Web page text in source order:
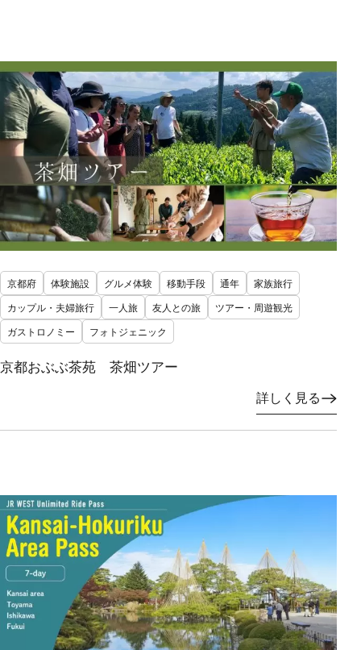
京都府 体験施設 グルメ体験 移動手段 通年
家族旅行
カップル・夫婦旅行
一人旅 友人との旅
ツアー・周遊観光
ガストロノミー
フォトジェニック
京都おぶぶ茶苑 茶畑ツアー
詳しく見る